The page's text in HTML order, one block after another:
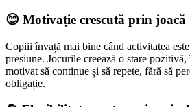
😊 Motivație crescută prin joacă
Copiii învață mai bine când activitatea
presiune. Jocurile creează o stare
motivat să continue și să repete, fără să
obligație.